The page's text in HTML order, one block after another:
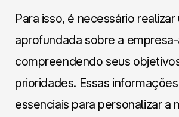
Para isso, é necessário
aprofundada sobre a
compreendendo seus
prioridades. Essas
essenciais para personalizar a